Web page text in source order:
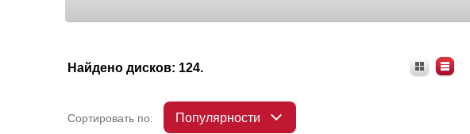
Найдено дисков: 124.
Сортировать по: Популярности